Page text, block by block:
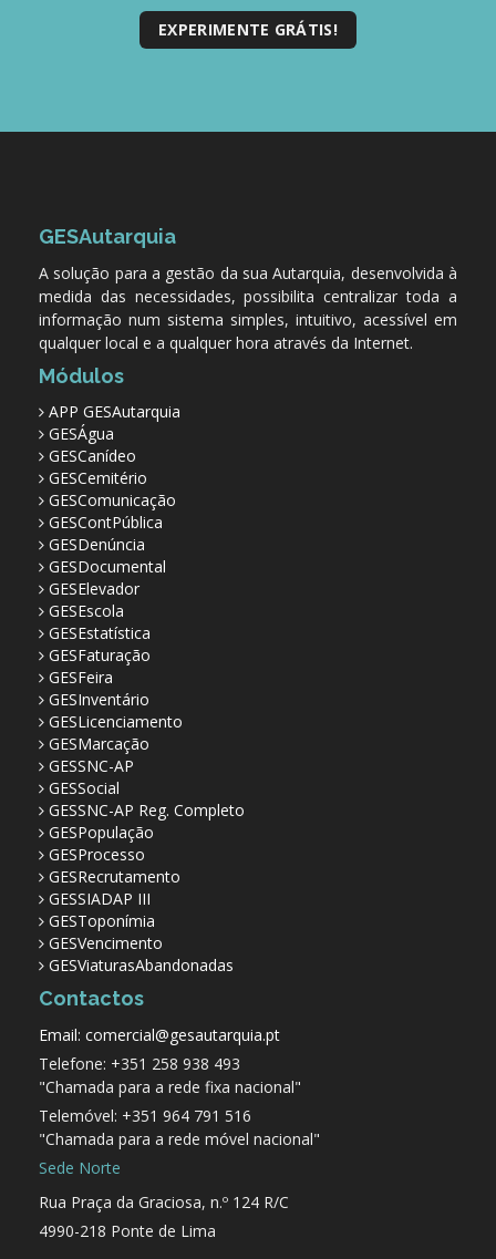
EXPERIMENTE GRÁTIS!
GESAutarquia
A solução para a gestão da sua Autarquia, desenvolvida à
medida das necessidades, possibilita centralizar toda a
informação num sistema simples, intuitivo, acessível em
qualquer local e a qualquer hora através da Internet.
Módulos
APP GESAutarquia
GESÁgua
GESCanídeo
GESCemitério
GESComunicação
GESContPública
GESDenúncia
GESDocumental
GESElevador
GESEscola
GESEstatística
GESFaturação
GESFeira
GESInventário
GESLicenciamento
GESMarcação
GESSNC-AP
GESSocial
GESSNC-AP Reg. Completo
GESPopulação
GESProcesso
GESRecrutamento
GESSIADAP III
GESToponímia
GESVencimento
GESViaturasAbandonadas
Contactos
Email: comercial@gesautarquia.pt
Telefone: +351 258 938 493
"Chamada para a rede fixa nacional"
Telemóvel: +351 964 791 516
"Chamada para a rede móvel nacional"
Sede Norte
Rua Praça da Graciosa, n.º 124 R/C
4990-218 Ponte de Lima